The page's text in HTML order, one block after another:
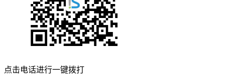
点击电话进行一键拨打